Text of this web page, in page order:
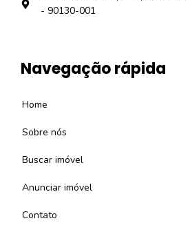
- 90130-001
Navegação rápida
Home
Sobre nós
Buscar imóvel
Anunciar imóvel
Contato